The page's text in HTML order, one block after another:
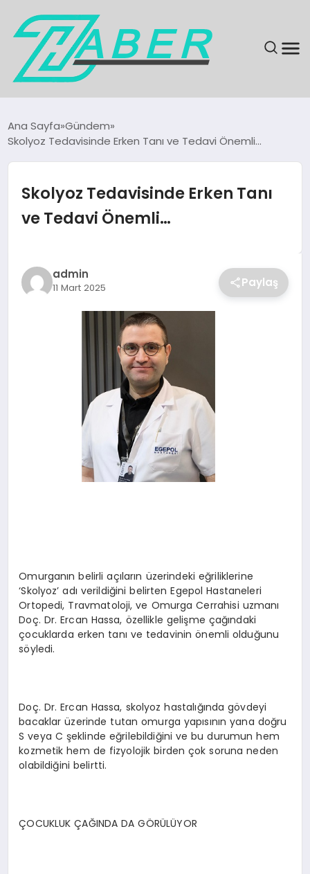
GÜNDEM
EKONOMI
MAGAZIN
KÜLTÜR & SANAT
Ana Sayfa Gündem
Skolyoz Tedavisinde Erken Tanı ve Tedavi Önemli…
Skolyoz Tedavisinde Erken Tanı
ve Tedavi Önemli…
admin
11 Mart 2025 Paylaş
Omurganın belirli açıların üzerindeki eğriliklerine
‘Skolyoz’ adı verildiğini belirten Egepol Hastaneleri
Ortopedi, Travmatoloji, ve Omurga Cerrahisi uzmanı
Doç. Dr. Ercan Hassa, özellikle gelişme çağındaki
çocuklarda erken tanı ve tedavinin önemli olduğunu
söyledi.
Doç. Dr. Ercan Hassa, skolyoz hastalığında gövdeyi
bacaklar üzerinde tutan omurga yapısının yana doğru
S veya C şeklinde eğrilebildiğini ve bu durumun hem
kozmetik hem de fizyolojik birden çok soruna neden
olabildiğini belirtti.
ÇOCUKLUK ÇAĞINDA DA GÖRÜLÜYOR